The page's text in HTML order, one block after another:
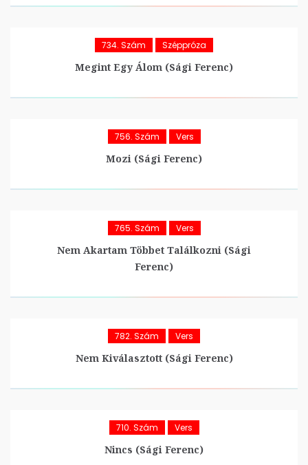
734. Szám Széppróza
Megint Egy Álom (Sági Ferenc)
756. Szám Vers
Mozi (Sági Ferenc)
765. Szám Vers
Nem Akartam Többet Találkozni (Sági
Ferenc)
782. Szám Vers
Nem Kiválasztott (Sági Ferenc)
710. Szám Vers
Nincs (Sági Ferenc)